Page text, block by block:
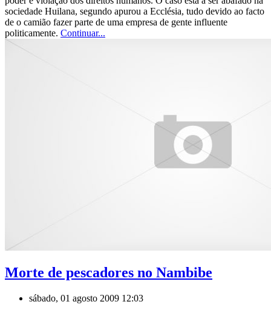
sociedade Huilana, segundo apurou a Ecclésia, tudo devido ao facto
de o camião fazer parte de uma empresa de gente influente
politicamente. Continuar...
Morte de pescadores no Nambibe
sábado, 01 agosto 2009 12:03